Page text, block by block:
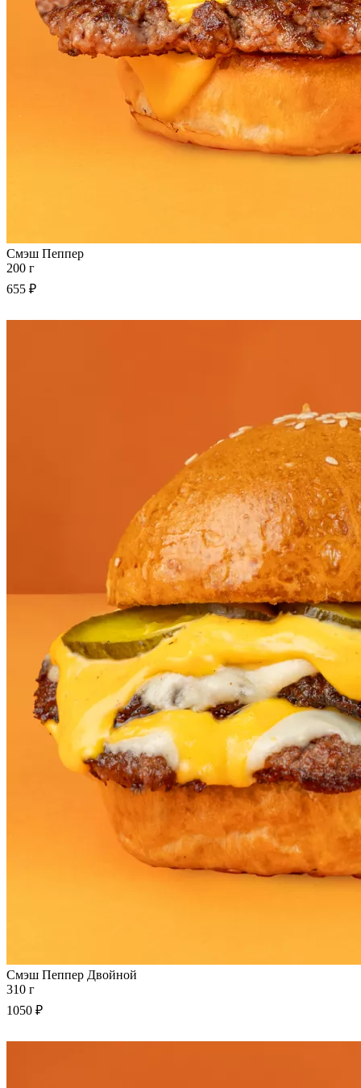
Смэш Пеппер
200 г
655 ₽
Смэш Пеппер Двойной
310 г
1050 ₽